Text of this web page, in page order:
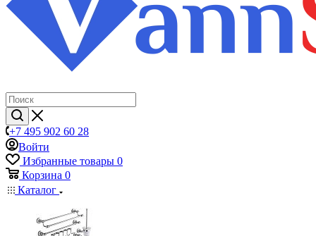
+7 495 902 60 28
Войти
Избранные товары 0
Корзина 0
Каталог